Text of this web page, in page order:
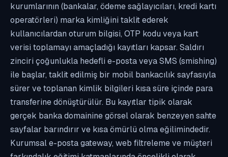
kurumlarının (bankalar, ödeme sağlayıcıları, kredi kartı
operatörleri) marka kimliğini taklit ederek
kullanıcılardan oturum bilgisi, OTP kodu veya kart
verisi toplamayı amaçladığı kayıtları kapsar. Saldırı
zinciri çoğunlukla hedefli e-posta veya SMS (smishing)
ile başlar, taklit edilmiş bir mobil bankacılık sayfasıyla
sürer ve toplanan kimlik bilgileri kısa süre içinde para
transferine dönüştürülür. Bu kayıtlar tipik olarak
gerçek banka domainine görsel olarak benzeyen sahte
sayfalar barındırır ve kısa ömürlü olma eğilimindedir.
Kurumsal e-posta gateway, web filtreleme ve müşteri